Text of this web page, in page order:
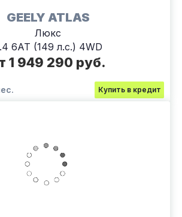
GEELY ATLAS
Люкс
6АТ (149 л.с.) 4WD
1 949 290 руб.
Купить в кредит